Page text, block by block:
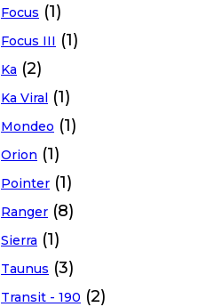
Focus (1)
Focus III (1)
Ka (2)
Ka Viral (1)
Mondeo (1)
Orion (1)
Pointer (1)
Ranger (8)
Sierra (1)
Taunus (3)
Transit - 190 (2)